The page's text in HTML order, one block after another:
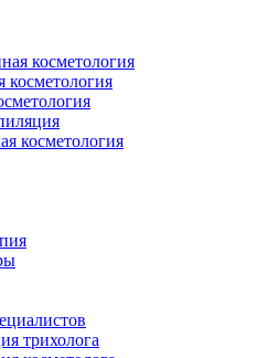
косметология
косметология
косметология
трихолога